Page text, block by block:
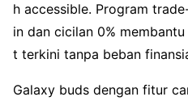
h accessible. Program
in dan cicilan 0%
t terkini tanpa beban
Galaxy buds dengan fitur